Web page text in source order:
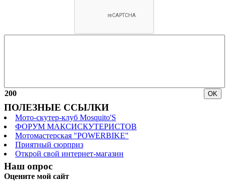
200
ПОЛЕЗНЫЕ ССЫЛКИ
Мото-скутер-клуб Mosquito'S
ФОРУМ МАКСИСКУТЕРИСТОВ
Мотомастерская "POWERBIKE"
Приятный сюрприз
Открой свой интернет-магазин
Наш опрос
Оцените мой сайт